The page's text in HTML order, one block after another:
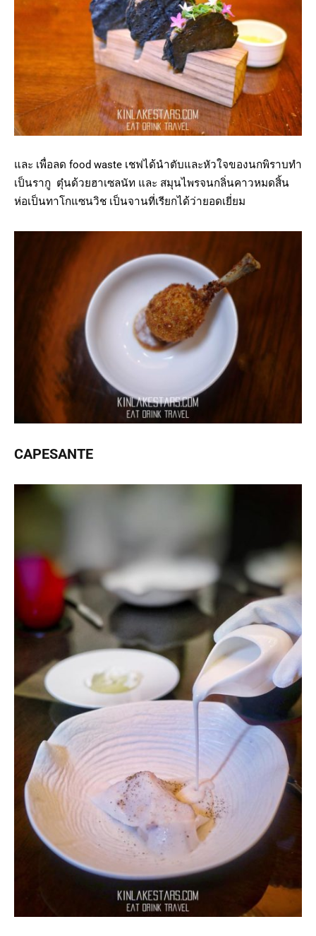
และ เพื่อลด food waste เชฟได้นำตับและหัวใจของนกพิราบทำ
เป็นรากู ตุ๋นด้วยฮาเซลนัท และ สมุนไพรจนกลิ่นคาวหมดสิ้น
ห่อเป็นทาโกแซนวิช เป็นจานที่เรียกได้ว่ายอดเยี่ยม
CAPESANTE